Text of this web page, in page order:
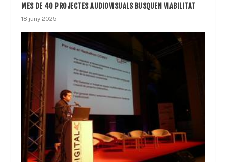
MES DE 40 PROJECTES AUDIOVISUALS BUSQUEN VIABILITAT
18 juny 2025